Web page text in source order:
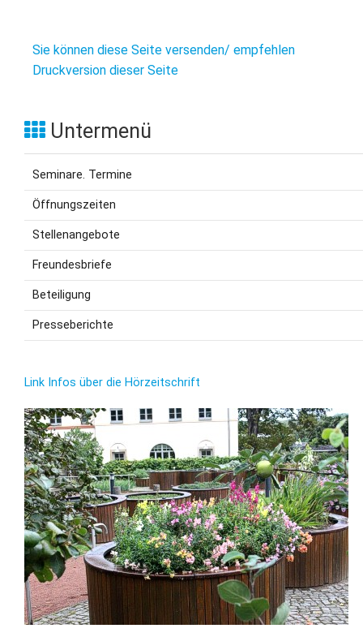
Sie können diese Seite versenden/ empfehlen
Druckversion dieser Seite
Untermenü
Seminare. Termine
Öffnungszeiten
Stellenangebote
Freundesbriefe
Beteiligung
Presseberichte
Link Infos über die Hörzeitschrift